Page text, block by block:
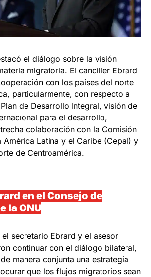
el diálogo sobre la visión
migratoria. El canciller Ebrard
con los países del norte
particularmente, con respecto a
de Desarrollo Integral, visión de
para el desarrollo,
colaboración con la Comisión
América Latina y el Caribe (Cepal) y
de Centroamérica.
en el Consejo de
la ONU
el secretario Ebrard y el asesor
continuar con el diálogo bilateral,
manera conjunta una estrategia
que los flujos migratorios sean